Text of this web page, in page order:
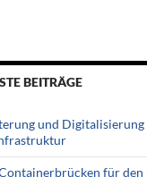
BEITRÄGE
und Digitalisierung
für